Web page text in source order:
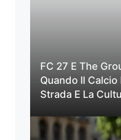
FC 27 E The
Quando Il Calcio
Strada E La